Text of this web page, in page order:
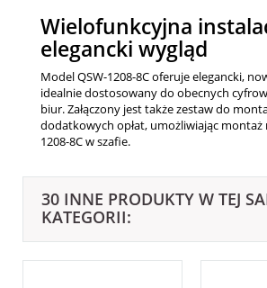
Wielofunkcyjna
elegancki wygląd
Model QSW-1208-8C oferuje elegancki,
idealnie dostosowany do obecnych
biur. Załączony jest także zestaw do
dodatkowych opłat, umożliwiając montaż
1208-8C w szafie.
30 INNE PRODUKTY W TEJ
KATEGORII: